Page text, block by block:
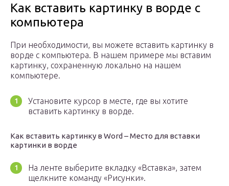
Как вставить картинку в ворде с
компьютера
При необходимости, вы можете вставить картинку в
ворде с компьютера. В нашем примере мы вставим
картинку, сохраненную локально на нашем
компьютере.
Установите курсор в месте, где вы хотите
вставить картинку в ворде.
Как вставить картинку в Word – Место для вставки
картинки в ворде
На ленте выберите вкладку «Вставка», затем
щелкните команду «Рисунки».